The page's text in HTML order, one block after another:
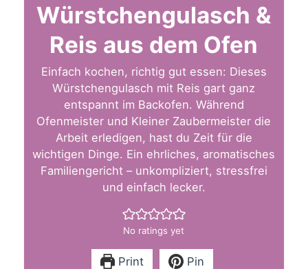
Würstchengulasch &
Reis aus dem Ofen
Einfach kochen, richtig gut essen: Dieses
Würstchengulasch mit Reis gart ganz
entspannt im Backofen. Während
Ofenmeister und Kleiner Zaubermeister die
Arbeit erledigen, hast du Zeit für die
wichtigen Dinge. Ein ehrliches, aromatisches
Familiengericht – unkompliziert, stressfrei
und einfach lecker.
No ratings yet
Print Pin